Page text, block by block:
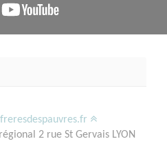
2 rue St Gervais LYON